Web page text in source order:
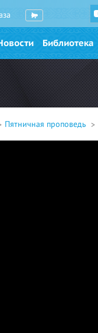
Библиотека
Пятничная проповедь